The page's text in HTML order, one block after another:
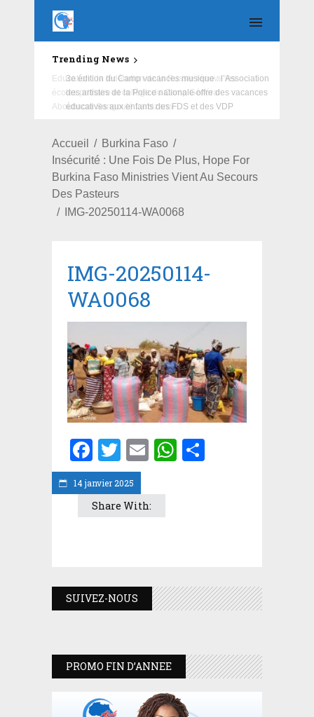
Trending News
Education : la fédération de la Russie rénove les
écoles primaire et collège du Camp Général
Aboubacar Sangoulé Lamizana
Accueil
Burkina Faso
Insécurité : Une Fois De Plus, Hope For
Burkina Faso Ministries Vient Au Secours
Des Pasteurs
IMG-20250114-WA0068
14 janvier 2025
IMG-20250114-
WA0068
Facebook
Twitter
EmailWhatsApp
Share With:
SUIVEZ-NOUS
PROMO FIN D’ANNEE